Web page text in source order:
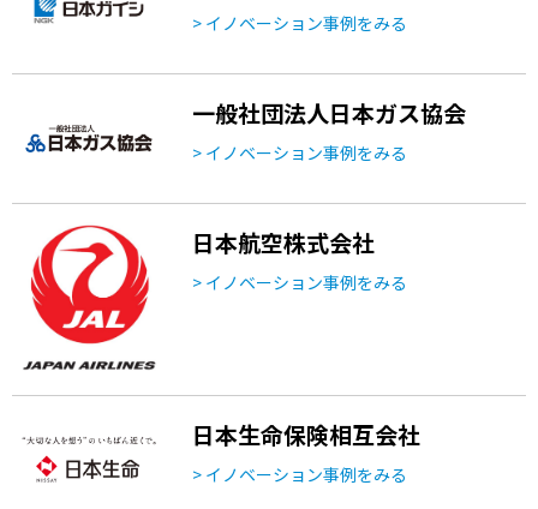
> イノベーション事例をみる
一般社団法人日本ガス協会
> イノベーション事例をみる
日本航空株式会社
> イノベーション事例をみる
日本生命保険相互会社
> イノベーション事例をみる